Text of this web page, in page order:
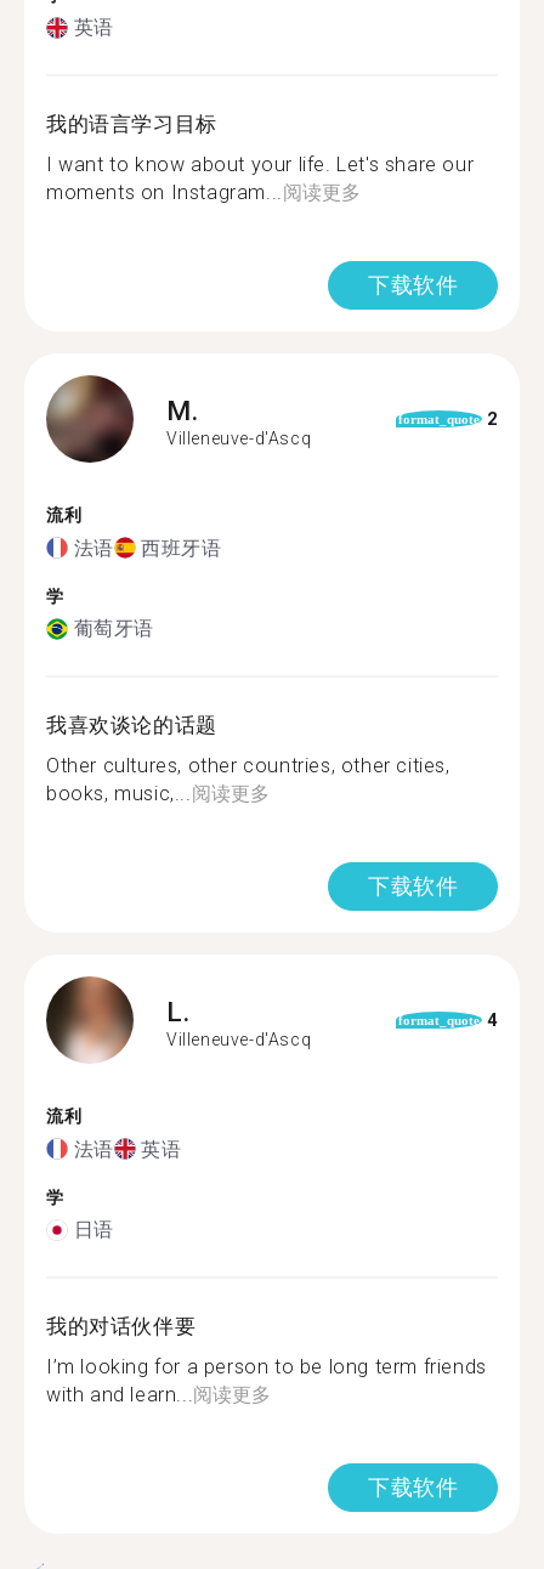
英语
我的语言学习目标
I want to know about your life. Let's share our
moments on Instagram...阅读更多
下载软件
M.
Villeneuve-d'Ascq
format_quote 2
流利
法语 西班牙语
学
葡萄牙语
我喜欢谈论的话题
Other cultures, other countries, other cities,
books, music,...阅读更多
下载软件
L.
Villeneuve-d'Ascq
format_quote 4
流利
法语 英语
学
日语
我的对话伙伴要
I’m looking for a person to be long term friends
with and learn...阅读更多
下载软件